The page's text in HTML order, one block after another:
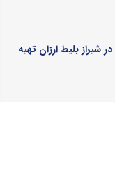
شیراز بلیط ارزان تهیه